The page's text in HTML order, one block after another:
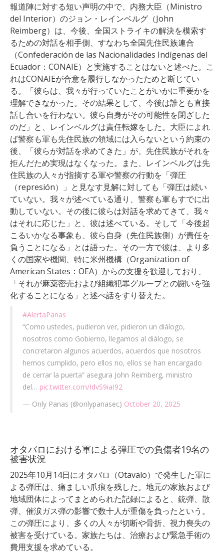
報道陣に対する短い声明の中で、内務大臣（Ministro
del Interior）のジョン・レインベルグ（John
Reimberg）は、今後、全国ストライキの解決を模索す
るための対話を相手側、すなわち全国先住民族連合
（Confederación de las Nacionalidades Indígenas del
Ecuador：CONAIE）と実施することはないと述べた。こ
れはCONAIEが合意を履行しなかったためと断じてい
る。
「彼らは、我々が行っていたことがいかに重要かを
理解できなかった。その結果として、今後は誰とも直接
話し合いを行わない。彼ら自身がその可能性を閉ざした
のだ」と、レインベルグは責任転嫁をした。 大臣によれ
ば警察も軍も先住民族の領域には入らないという約束の
後、「彼らが対話を求めてきた」が、先住民族がそれを
拒んだため実現はなくなった。また、 レインベルグは先
住民族の人々が指摘する軍や警察の行動を「弾圧
（represión）」と見なす見解に対しても 「弾圧は続い
ていない。我々が述べている通り、警察も軍もすでに出
動していない。その後に彼らは対話を求めてきて、我々
はそれに応じた」と、彼は述べている。そして 「今後起
こるいかなる事象も、彼ら自身（先住民族側）が責任を
負うことになる」とは語った。 その一方で彼は、より多
くの国家や機関、特に米州機構（Organization of
American States：OEA）からの支援を歓迎しており、
「それが麻薬密売および組織犯罪グループとの闘いを強
化することになる」と述べ話をすり替えた。
#AlertaPanas
“Como ustedes, pudieron ver, pidieron un diálogo,
nosotros como Gobierno, llegamos al diálogo, se
concretaron algunos acuerdos, acuerdos que nosotros
hemos cumplido, pero ellos no, ellos se han encargado
de cerrar la puerta” asegura John Reimberg, ministro
del… pic.twitter.com/IdvS9iaI92
— Only Panas (@onlypanasec) October 20, 2025
オタバロにおける軍による弾圧での負傷者19名の
被害状況
2025年10月14日にオタバロ（Otavalo）で発生した軍に
よる弾圧は、痛ましい爪痕を残した。地元の家族および
地域団体によってまとめられた記録によると、銃弾、散
弾、催涙ガス弾の影響で数十人が重傷を負ったという。
この弾圧により、多くの人々が切断や骨折、視力喪失の
被害を受けている。家族たちは、治療および緊急手術の
費用支援を求めている。